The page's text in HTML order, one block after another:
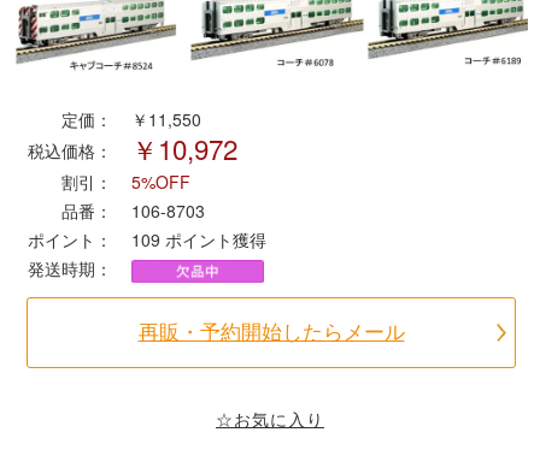
トミーテック
マイクロエース
Bトレインショーティー
タカラトミー（プラレール）
ポポンデッタ
定価：
￥11,550
税込価格：
￥10,972
割引：
5%OFF
品番：
106-8703
ポイント：
109 ポイント獲得
発送時期：
再販・予約開始したらメール
☆お気に入り